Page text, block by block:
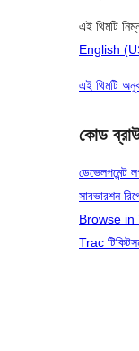
এই থিমটি
English
এই থিমটি
কোড
ডেভেলপমেন্ট
সাবভারশন
Browse in
Trac